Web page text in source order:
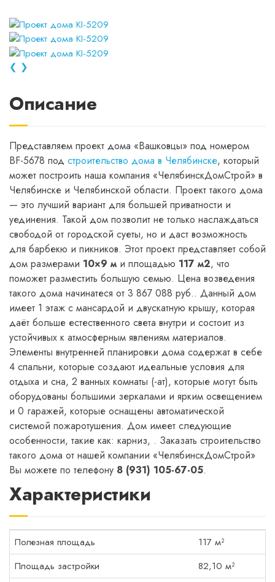
❮ ❯
Описание
Представляем проект дома «Вашковцы» под номером
BF-5678 под строительство дома в Челябинске, который
может построить наша компания «ЧелябинскДомСтрой» в
Челябинске и Челябинской области. Проект такого дома
— это лучший вариант для большей приватности и
уединения. Такой дом позволит не только наслаждаться
свободой от городской суеты, но и даст возможность
для барбекю и пикников. Этот проект представляет собой
дом размерами 10×9 м и площадью 117 м2, что
поможет разместить большую семью. Цена возведения
такого дома начинатеся от 3 867 088 руб.. Данный дом
имеет 1 этаж с мансардой и двускатную крышу, которая
даёт больше естественного света внутри и состоит из
устойчивых к атмосферным явлениям материалов.
Элементы внутренней планировки дома содержат в себе
4 спальни, которые создают идеальные условия для
отдыха и сна, 2 ванных комнаты (-ат), которые могут быть
оборудованы большими зеркалами и ярким освещением
и 0 гаражей, которые оснащены автоматической
системой пожаротушения. Дом имеет следующие
особенности, такие как: карниз, . Заказать строительство
такого дома от нашей компании «ЧелябинскДомСтрой»
Вы можете по телефону 8 (931) 105-67-05.
Характеристики
Полезная площадь
117 м²
Площадь застройки
82,10 м²